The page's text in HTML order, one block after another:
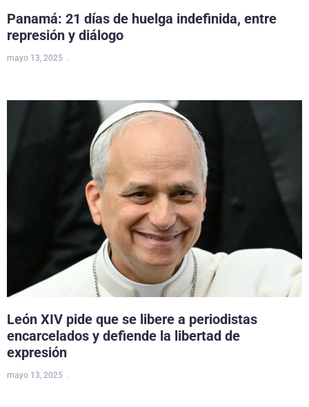
Panamá: 21 días de huelga indefinida, entre
represión y diálogo
mayo 13, 2025
León XIV pide que se libere a periodistas
encarcelados y defiende la libertad de
expresión
mayo 13, 2025